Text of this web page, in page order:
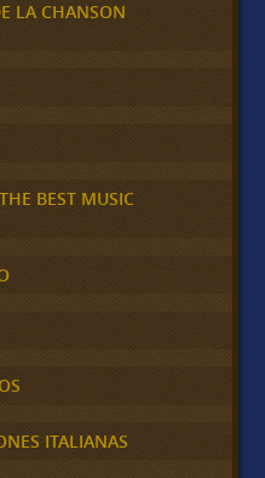
LA CHANSON
BEST MUSIC
ITALIANAS